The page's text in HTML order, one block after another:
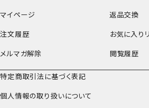
マイページ
返品交換
注文履歴
お気に入り
メルマガ解除
閲覧履歴
特定商取引法に基づく表記
個人情報の取り扱いについて